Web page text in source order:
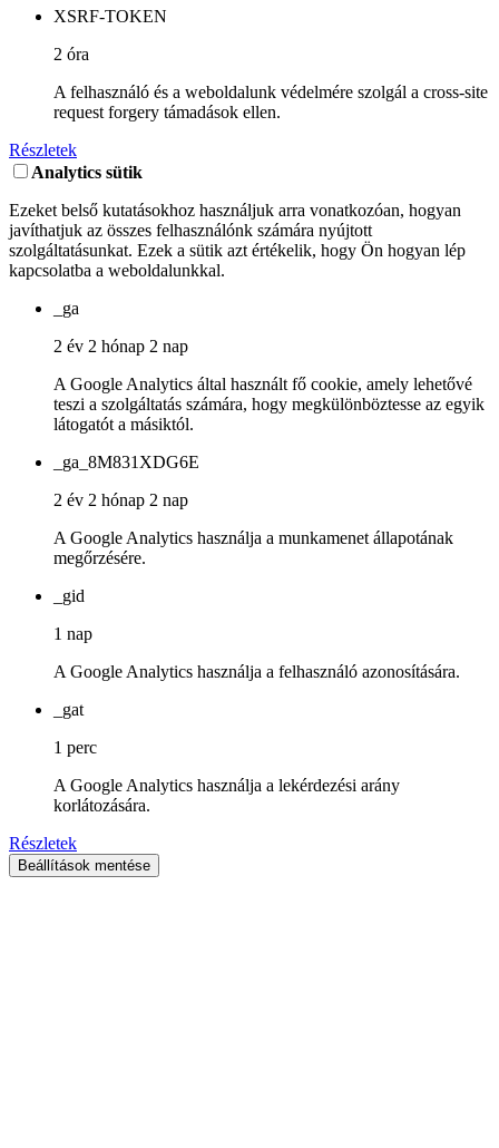
XSRF-TOKEN
2 óra
A felhasználó és a weboldalunk védelmére szolgál a cross-site
request forgery támadások ellen.
Részletek
Analytics sütik
Ezeket belső kutatásokhoz használjuk arra vonatkozóan, hogyan
javíthatjuk az összes felhasználónk számára nyújtott
szolgáltatásunkat. Ezek a sütik azt értékelik, hogy Ön hogyan lép
kapcsolatba a weboldalunkkal.
_ga
2 év 2 hónap 2 nap
A Google Analytics által használt fő cookie, amely lehetővé
teszi a szolgáltatás számára, hogy megkülönböztesse az egyik
látogatót a másiktól.
_ga_8M831XDG6E
2 év 2 hónap 2 nap
A Google Analytics használja a munkamenet állapotának
megőrzésére.
_gid
1 nap
A Google Analytics használja a felhasználó azonosítására.
_gat
1 perc
A Google Analytics használja a lekérdezési arány
korlátozására.
Részletek
Beállítások mentése